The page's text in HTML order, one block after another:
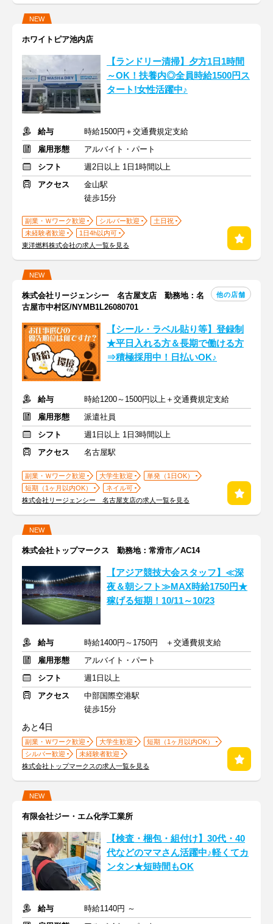
NEW
ホワイトピア池内店
【ランドリー清掃】夕方1日1時間
～OK！扶養内◎全員時給1500円ス
タート!女性活躍中♪
給与
時給1500円＋交通費規定支給
雇用形態
アルバイト・パート
シフト
週2日以上 1日1時間以上
アクセス
金山駅
徒歩15分
副業・Ｗワーク歓迎 シルバー歓迎
土日祝
未経験者歓迎
1日4h以内可
東洋燃料株式会社の求人一覧を見る
NEW
株式会社リージェンシー 名古屋支店 勤務地：名
古屋市中村区/NYMB1L26080701
他の店舗
【シール・ラベル貼り等】登録制
★平日入れる方＆長期で働ける方
⇒積極採用中！日払いOK♪
給与
時給1200～1500円以上＋交通費規定支給
雇用形態
派遣社員
シフト
週1日以上 1日3時間以上
アクセス
名古屋駅
副業・Ｗワーク歓迎 大学生歓迎
単発（1日OK）
短期（1ヶ月以内OK）
ネイル可
株式会社リージェンシー 名古屋支店の求人一覧を見る
NEW
株式会社トップマークス 勤務地：常滑市／AC14
【アジア競技大会スタッフ】≪深
夜＆朝シフト≫MAX時給1750円★
稼げる短期！10/11～10/23
給与
時給1400円～1750円 ＋交通費規支給
雇用形態
アルバイト・パート
シフト
週1日以上
アクセス
中部国際空港駅
徒歩15分
あと4日
副業・Ｗワーク歓迎 大学生歓迎
短期（1ヶ月以内OK）
シルバー歓迎
未経験者歓迎
株式会社トップマークスの求人一覧を見る
NEW
有限会社ジー・エム化学工業所
【検査・梱包・組付け】30代・40
代などのママさん活躍中♪軽くてカ
ンタン★短時間もOK
給与
時給1140円 ～